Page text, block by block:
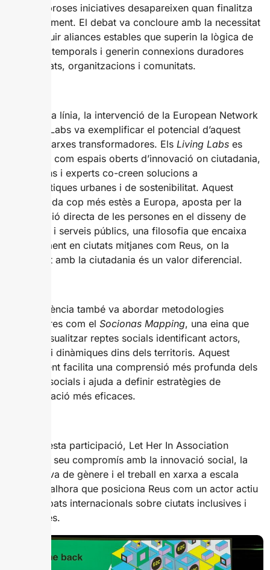
que nombroses iniciatives desapareixen quan finalitza
el finançament. El debat va concloure amb la necessitat
de construir aliances estables que superin la lògica de
projectes temporals i generin connexions duradores
entre ciutats, organitzacions i comunitats.
En aquesta línia, la intervenció de la European Network
of Living Labs va exemplificar el potencial d’aquest
tipus de xarxes transformadores. ElsLiving Labs es
presenten com espais oberts d’innovació on ciutadania,
institucions i experts co-creen solucions a
problemàtiques urbanes i de sostenibilitat. Aquest
model, cada cop més estès a Europa, aposta per la
participació directa de les persones en el disseny de
polítiques i serveis públics, una filosofia que encaixa
especialment en ciutats mitjanes com Reus, on la
proximitat amb la ciutadania és un valor diferencial.
La conferència també va abordar metodologies
innovadores com elSocionas Mapping, una eina que
permet visualitzar reptes socials identificant actors,
relacions i dinàmiques dins dels territoris. Aquest
enfocament facilita una comprensió més profunda dels
sistemes socials i ajuda a definir estratègies de
transformació més eficaces.
Amb aquesta participació, Let Her In Association
reforça el seu compromís amb la innovació social, la
perspectiva de gènere i el treball en xarxa a escala
europea, alhora que posiciona Reus com un actor actiu
en els debats internacionals sobre ciutats inclusives i
sostenibles.